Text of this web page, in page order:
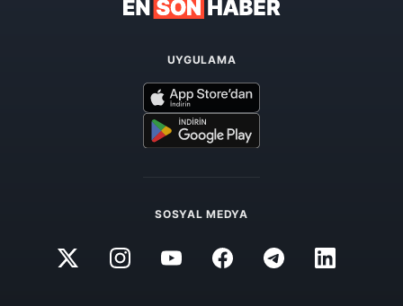
UYGULAMA
SOSYAL MEDYA